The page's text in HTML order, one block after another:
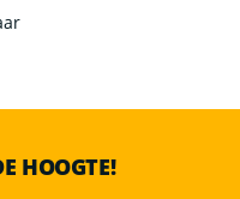
HOOGTE!